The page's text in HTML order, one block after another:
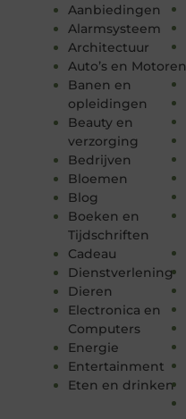
Aanbiedingen
Alarmsysteem
Architectuur
Auto’s en Motoren
Banen en
opleidingen
Beauty en
verzorging
Bedrijven
Bloemen
Blog
Boeken en
Tijdschriften
Cadeau
Dienstverlening
Dieren
Electronica en
Computers
Energie
Entertainment
Eten en drinken